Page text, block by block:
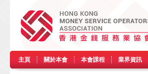
主頁 關於本會 本會課程 業界資訊